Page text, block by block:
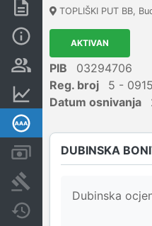
Sažetak
Osobe i vlasništvo
Finansijski podaci
Računi i blokade
TOPLIŠKI PUT BB,
AKTIVAN
PIB
03294706
Reg. broj
5 -
Datum osnivanja
DUBINSKA
Dubinska